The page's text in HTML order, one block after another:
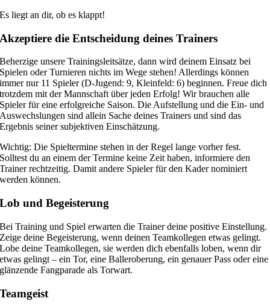
Es liegt an dir, ob es klappt!
Akzeptiere die Entscheidung deines Trainers
Beherzige unsere Trainingsleitsätze, dann wird deinem Einsatz bei
Spielen oder Turnieren nichts im Wege stehen! Allerdings können
immer nur 11 Spieler (D-Jugend: 9, Kleinfeld: 6) beginnen. Freue dich
trotzdem mit der Mannschaft über jeden Erfolg! Wir brauchen alle
Spieler für eine erfolgreiche Saison. Die Aufstellung und die Ein- und
Auswechslungen sind allein Sache deines Trainers und sind das
Ergebnis seiner subjektiven Einschätzung.
Wichtig: Die Spieltermine stehen in der Regel lange vorher fest.
Solltest du an einem der Termine keine Zeit haben, informiere den
Trainer rechtzeitig. Damit andere Spieler für den Kader nominiert
werden können.
Lob und Begeisterung
Bei Training und Spiel erwarten die Trainer deine positive Einstellung.
Zeige deine Begeisterung, wenn deinen Teamkollegen etwas gelingt.
Lobe deine Teamkollegen, sie werden dich ebenfalls loben, wenn dir
etwas gelingt – ein Tor, eine Balleroberung, ein genauer Pass oder eine
glänzende Fangparade als Torwart.
Teamgeist